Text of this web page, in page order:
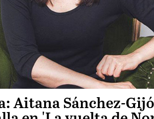
Aitana Sánchez-